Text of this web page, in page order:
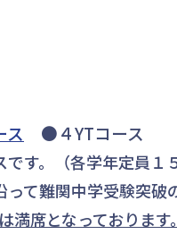
ス ●４YTコース
す。（各学年定員１
て難関中学受験突破
満席となっておりま